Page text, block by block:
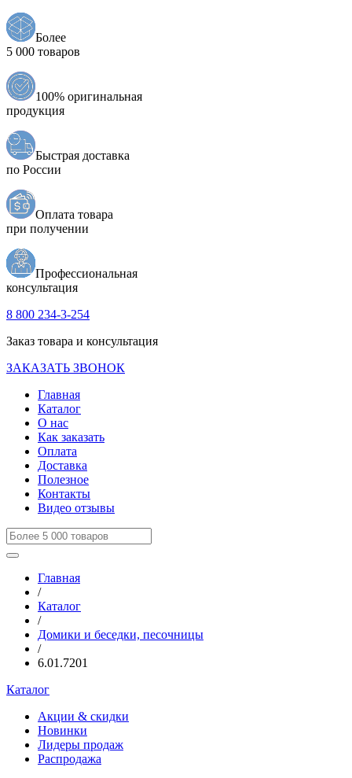
Более
5 000 товаров
100% оригинальная
продукция
Быстрая доставка
по России
Оплата товара
при получении
Профессиональная
консультация
8 800 234-3-254
Заказ товара и консультация
ЗАКАЗАТЬ ЗВОНОК
Главная
Каталог
О нас
Как заказать
Оплата
Доставка
Полезное
Контакты
Видео отзывы
Главная
/
Каталог
/
Домики и беседки, песочницы
/
6.01.7201
Каталог
Акции & скидки
Новинки
Лидеры продаж
Распродажа